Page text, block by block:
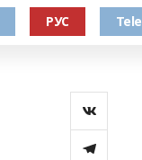
РУС